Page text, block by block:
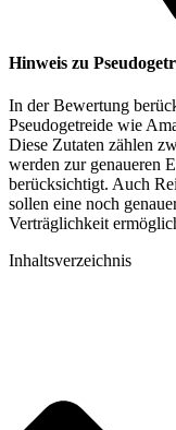
Hinweis zu
In der Bewertung
Pseudogetreide wie
Diese Zutaten zählen
werden zur genaueren
berücksichtigt. Auch
sollen eine noch
Verträglichkeit
Inhaltsverzeichnis​